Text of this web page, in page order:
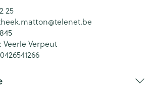
25
telenet.be
Veerle Verpeut